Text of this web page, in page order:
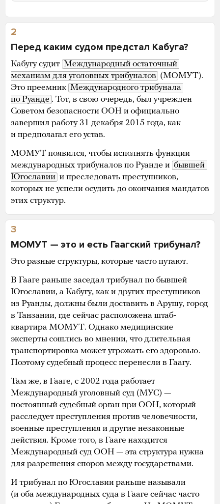
2
Перед каким судом предстал Кабуга?
Кабугу судит Международный остаточный
механизм для уголовных трибуналов (МОМУТ).
Это преемник Международного трибунала
по Руанде . Тот, в свою очередь, был учрежден
Советом безопасности ООН и официально
завершил работу 31 декабря 2015 года, как
и предполагал его устав.
МОМУТ появился, чтобы исполнять функции
международных трибуналов по Руанде и бывшей
Югославии и преследовать преступников,
которых не успели осудить до окончания мандатов
этих структур.
3
МОМУТ — это и есть Гаагский трибунал?
Это разные структуры, которые часто путают.
В Гааге раньше заседал трибунал по бывшей
Югославии, а Кабугу, как и других преступников
из Руанды, должны были доставить в Арушу, город
в Танзании, где сейчас расположена штаб-
квартира МОМУТ. Однако медицинские
эксперты сошлись во мнении, что длительная
транспортировка может угрожать его здоровью.
Поэтому судебный процесс перенесли в Гаагу.
Там же, в Гааге, с 2002 года работает
Международный уголовный суд (МУС) —
постоянный судебный орган при ООН, который
расследует преступления против человечности,
военные преступления и другие незаконные
действия. Кроме того, в Гааге находится
Международный суд ООН — эта структура нужна
для разрешения споров между государствами.
И трибунал по Югославии раньше называли
(и оба международных суда в Гааге сейчас часто